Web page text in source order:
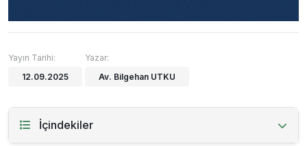
Yayın Tarihi:
12.09.2025
Yazar:
Av. Bilgehan UTKU
İçindekiler